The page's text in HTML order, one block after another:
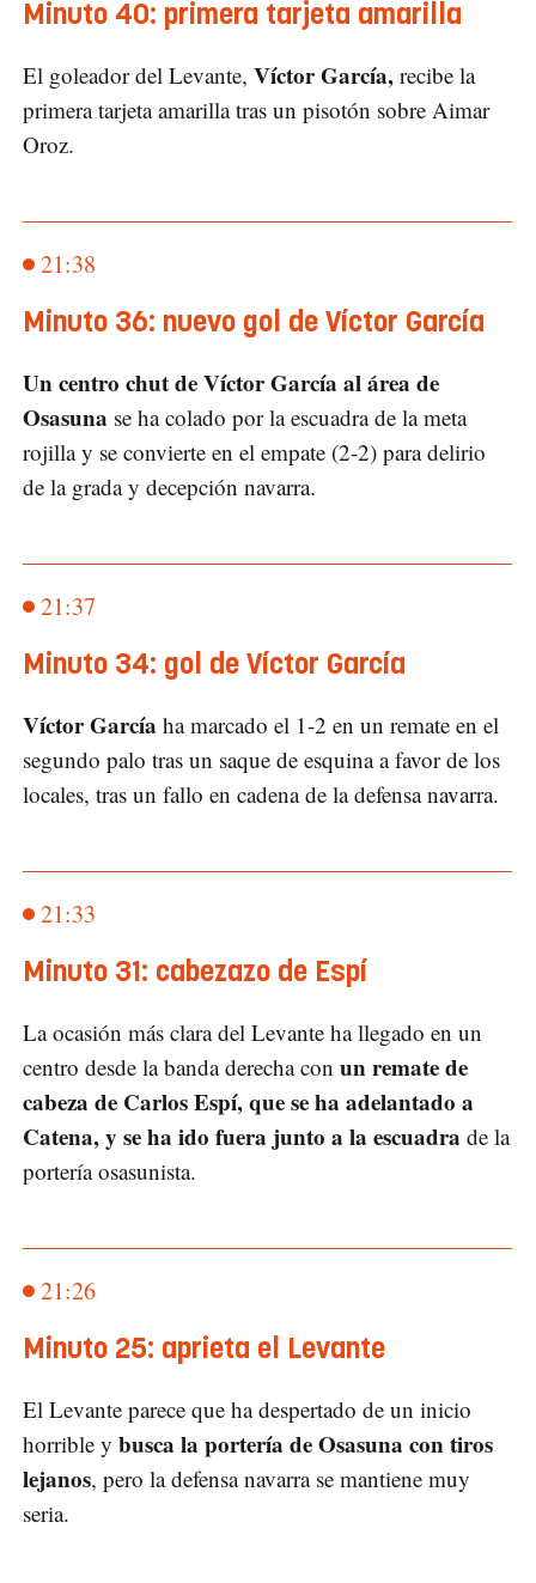
Minuto 40: primera tarjeta amarilla
El goleador del Levante, Víctor García, recibe la
primera tarjeta amarilla tras un pisotón sobre Aimar
Oroz.
21:38
Minuto 36: nuevo gol de Víctor García
Un centro chut de Víctor García al área de
Osasuna se ha colado por la escuadra de la meta
rojilla y se convierte en el empate (2-2) para delirio
de la grada y decepción navarra.
21:37
Minuto 34: gol de Víctor García
Víctor García ha marcado el 1-2 en un remate en el
segundo palo tras un saque de esquina a favor de los
locales, tras un fallo en cadena de la defensa navarra.
21:33
Minuto 31: cabezazo de Espí
La ocasión más clara del Levante ha llegado en un
centro desde la banda derecha con un remate de
cabeza de Carlos Espí, que se ha adelantado a
Catena, y se ha ido fuera junto a la escuadra de la
portería osasunista.
21:26
Minuto 25: aprieta el Levante
El Levante parece que ha despertado de un inicio
horrible y busca la portería de Osasuna con tiros
lejanos, pero la defensa navarra se mantiene muy
seria.